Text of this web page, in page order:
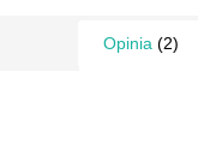
Opinia (2)